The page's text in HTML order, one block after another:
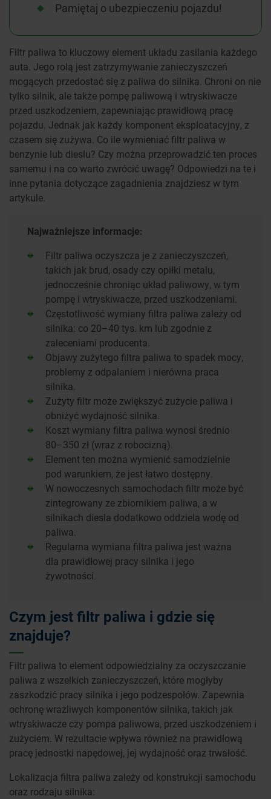
Pamiętaj o ubezpieczeniu pojazdu!
Filtr paliwa to kluczowy element układu zasilania każdego
auta. Jego rolą jest zatrzymywanie zanieczyszczeń
mogących przedostać się z paliwa do silnika. Chroni on nie
tylko silnik, ale także pompę paliwową i wtryskiwacze
przed uszkodzeniem, zapewniając prawidłową pracę
pojazdu. Jednak jak każdy komponent eksploatacyjny, z
czasem się zużywa. Co ile wymieniać filtr paliwa w
benzynie lub dieslu? Czy można przeprowadzić ten proces
samemu i na co warto zwrócić uwagę? Odpowiedzi na te i
inne pytania dotyczące zagadnienia znajdziesz w tym
artykule.
Najważniejsze informacje:
Filtr paliwa oczyszcza je z zanieczyszczeń,
takich jak brud, osady czy opiłki metalu,
jednocześnie chroniąc układ paliwowy, w tym
pompę i wtryskiwacze, przed uszkodzeniami.
Częstotliwość wymiany filtra paliwa zależy od
silnika: co 20–40 tys. km lub zgodnie z
zaleceniami producenta.
Objawy zużytego filtra paliwa to spadek mocy,
problemy z odpalaniem i nierówna praca
silnika.
Zużyty filtr może zwiększyć zużycie paliwa i
obniżyć wydajność silnika.
Koszt wymiany filtra paliwa wynosi średnio
80–350 zł (wraz z robocizną).
Element ten można wymienić samodzielnie
pod warunkiem, że jest łatwo dostępny.
W nowoczesnych samochodach filtr może być
zintegrowany ze zbiornikiem paliwa, a w
silnikach diesla dodatkowo oddziela wodę od
paliwa.
Regularna wymiana filtra paliwa jest ważna
dla prawidłowej pracy silnika i jego
żywotności.
Czym jest filtr paliwa i gdzie się
znajduje?
Filtr paliwa to element odpowiedzialny za oczyszczanie
paliwa z wszelkich zanieczyszczeń, które mogłyby
zaszkodzić pracy silnika i jego podzespołów. Zapewnia
ochronę wrażliwych komponentów silnika, takich jak
wtryskiwacze czy pompa paliwowa, przed uszkodzeniem i
zużyciem. W rezultacie wpływa również na prawidłową
pracę jednostki napędowej, jej wydajność oraz trwałość.
Lokalizacja filtra paliwa zależy od konstrukcji samochodu
oraz rodzaju silnika: